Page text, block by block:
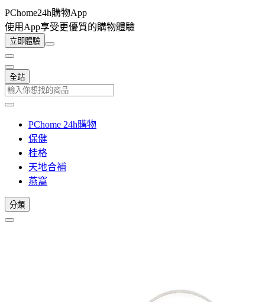
PChome24h購物App
使用App享受更優質的購物體驗
立即體驗
全站
PChome 24h購物
保健
桂格
天地合補
燕窩
分類